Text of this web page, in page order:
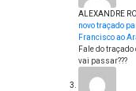
ALEXANDRE
novo traçado
Francisco ao
Fale do
vai passar???